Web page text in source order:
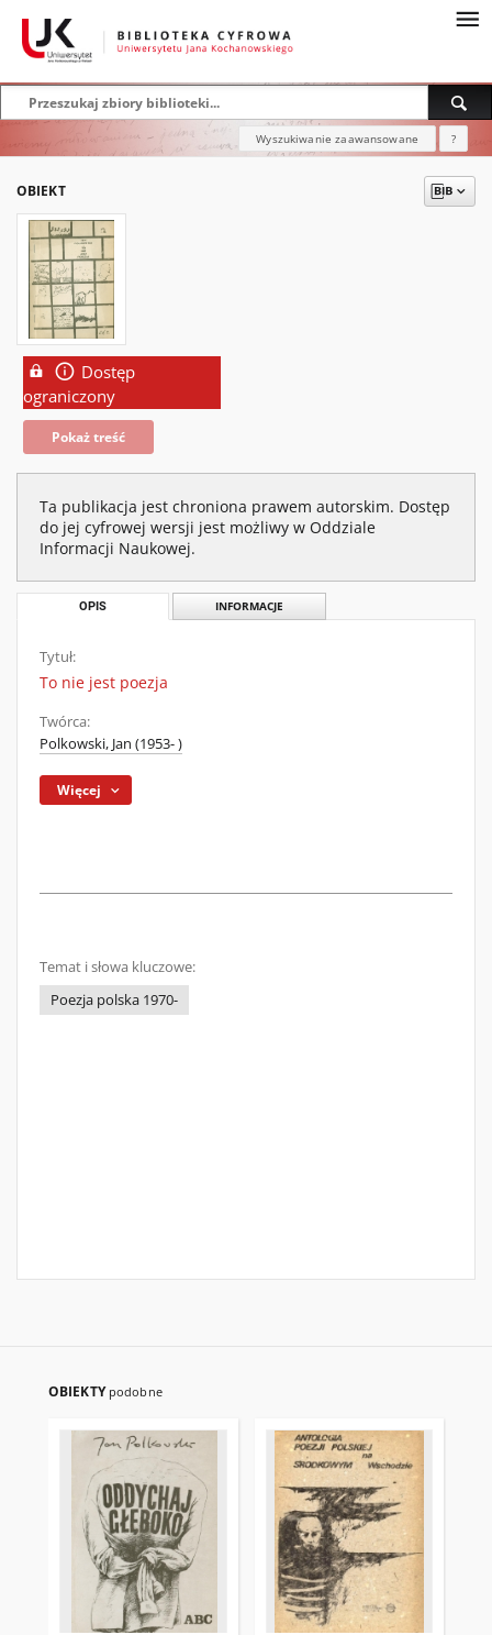
Wyszukiwanie zaawansowane ?
OBIEKT
Dostęp
ograniczony
Pokaż treść
Ta publikacja jest chroniona prawem autorskim. Dostęp
do jej cyfrowej wersji jest możliwy w Oddziale
Informacji Naukowej.
OPIS INFORMACJE
Tytuł:
To nie jest poezja
Twórca:
Polkowski, Jan (1953- )
Więcej
Temat i słowa kluczowe:
Poezja polska 1970-
OBIEKTY podobne